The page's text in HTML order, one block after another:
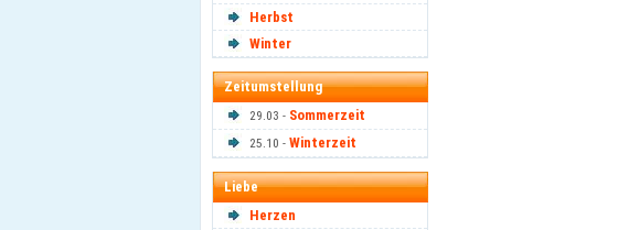
Herbst
Winter
Zeitumstellung
29.03 - Sommerzeit
25.10 - Winterzeit
Liebe
Herzen